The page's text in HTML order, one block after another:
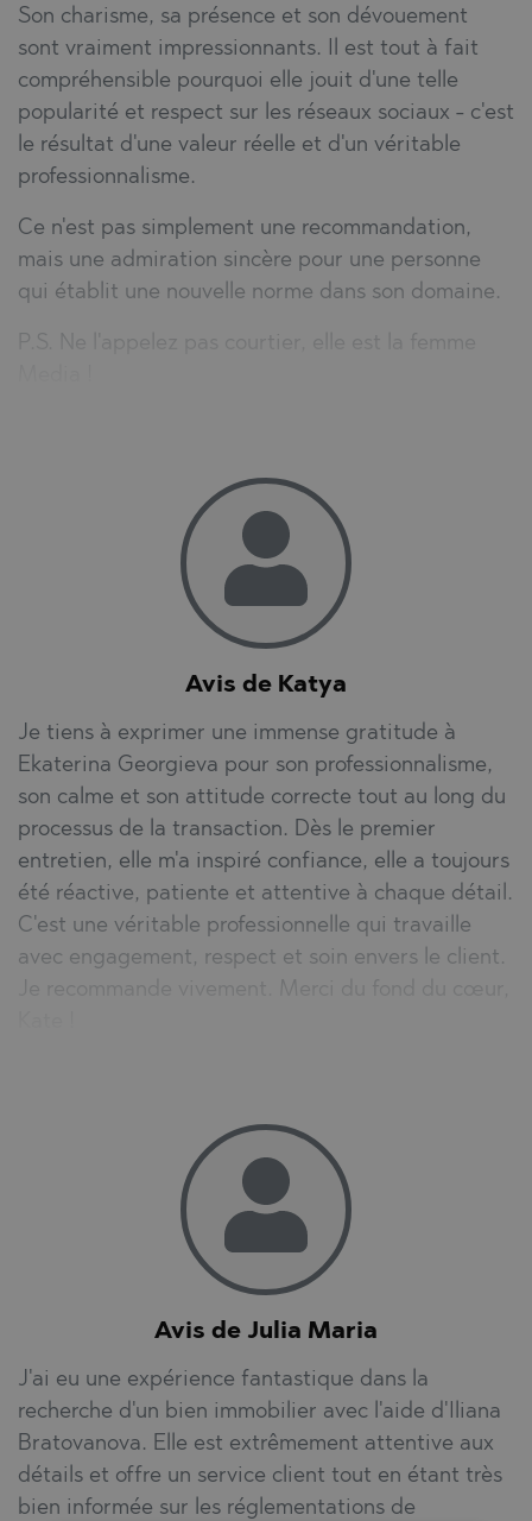
Son charisme, sa présence et son dévouement
sont vraiment impressionnants. Il est tout à fait
compréhensible pourquoi elle jouit d'une telle
popularité et respect sur les réseaux sociaux - c'est
le résultat d'une valeur réelle et d'un véritable
professionnalisme.
Ce n'est pas simplement une recommandation,
mais une admiration sincère pour une personne
qui établit une nouvelle norme dans son domaine.
P.S. Ne l'appelez pas courtier, elle est la femme
Avis de Katya
Je tiens à exprimer une immense gratitude à
Ekaterina Georgieva pour son professionnalisme,
son calme et son attitude correcte tout au long du
processus de la transaction. Dès le premier
entretien, elle m'a inspiré confiance, elle a toujours
été réactive, patiente et attentive à chaque détail.
C'est une véritable professionnelle qui travaille
avec engagement, respect et soin envers le client.
Je recommande vivement. Merci du fond du cœur,
Avis de Julia Maria
J'ai eu une expérience fantastique dans la
recherche d'un bien immobilier avec l'aide d'Iliana
Bratovanova. Elle est extrêmement attentive aux
détails et offre un service client tout en étant très
bien informée sur les réglementations de